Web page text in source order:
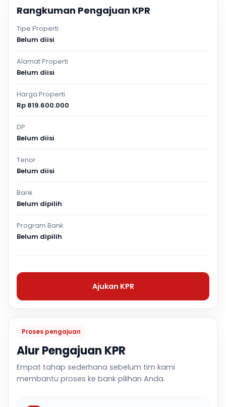
Proses pengajuan
Alur Pengajuan KPR
Empat tahap sederhana sebelum tim kami
membantu proses ke bank pilihan Anda.
Rangkuman Pengajuan KPR
Tipe Properti
Belum diisi
Alamat Properti
Belum diisi
Harga Properti
Rp 819.600.000
DP
Belum diisi
Tenor
Belum diisi
Bank
Belum dipilih
Program Bank
Belum dipilih
Ajukan KPR